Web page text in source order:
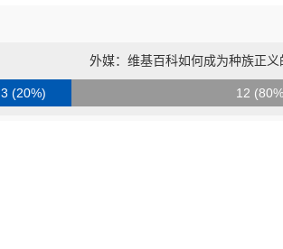
外媒：维基百科如何成为种族正义
3 (20%) 12